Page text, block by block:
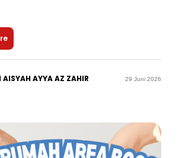
AISYAH AYYA AZ ZAHIR 29 Juni 2026